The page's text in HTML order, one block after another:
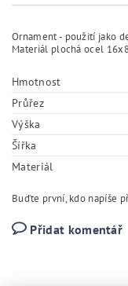
Ornament - použití jako
Materiál plochá ocel
Hmotnost
Průřez
Výška
Šířka
Materiál
Buďte první, kdo napíše
Přidat komentář